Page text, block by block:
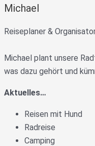
Michael
Reiseplaner &
Michael plant unsere
was dazu gehört und
Aktuelles…
Reisen mit Hund
Radreise
Camping